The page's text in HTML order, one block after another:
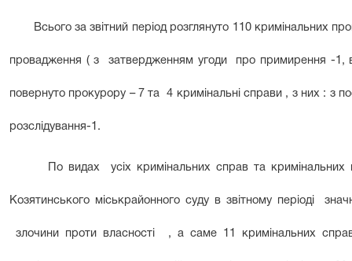
Всього за звітний період розглянуто 110 кримінальних
провадження ( з затвердженням угоди про примирення -1,
повернуто прокурору – 7 та 4 кримінальні справи , з них : з
розслідування-1.
По видах усіх кримінальних справ та кримінальних
Козятинського міськрайонного суду в звітному періоді
злочини проти власності , а саме 11 кримінальних